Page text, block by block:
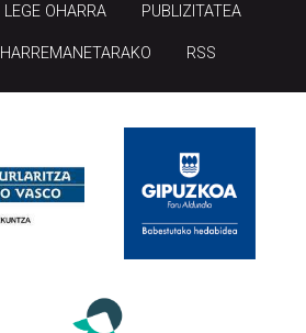
LEGE OHARRA PUBLIZITATEA
HARREMANETARAKO RSS